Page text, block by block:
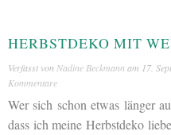
HERBSTDEKO MIT
Verfasst von Nadine Beckmann am 17.
Kommentare
Wer sich schon etwas länger
dass ich meine Herbstdeko